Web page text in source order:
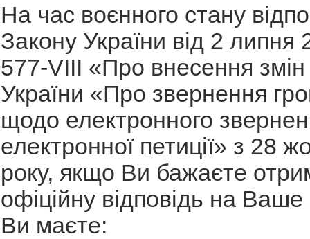
На час воєнного стану
Закону України від 2
577-VIII «Про внесення
України «Про звернення
щодо електронного
електронної петиції» з 28
року, якщо Ви бажаєте
офіційну відповідь на
Ви маєте: